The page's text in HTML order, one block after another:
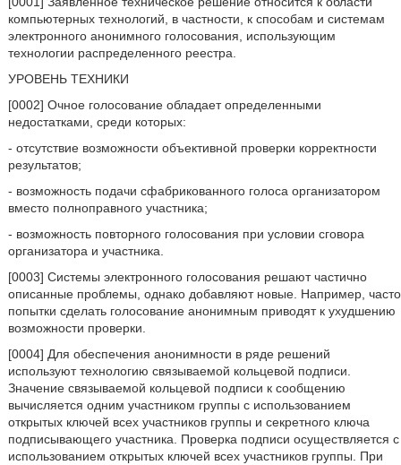
компьютерных технологий, в частности, к способам и системам
электронного анонимного голосования, использующим
технологии распределенного реестра.
УРОВЕНЬ ТЕХНИКИ
[0002] Очное голосование обладает определенными
недостатками, среди которых:
- отсутствие возможности объективной проверки корректности
результатов;
- возможность подачи сфабрикованного голоса организатором
вместо полноправного участника;
- возможность повторного голосования при условии сговора
организатора и участника.
[0003] Системы электронного голосования решают частично
описанные проблемы, однако добавляют новые. Например, часто
попытки сделать голосование анонимным приводят к ухудшению
возможности проверки.
[0004] Для обеспечения анонимности в ряде решений
используют технологию связываемой кольцевой подписи.
Значение связываемой кольцевой подписи к сообщению
вычисляется одним участником группы с использованием
открытых ключей всех участников группы и секретного ключа
подписывающего участника. Проверка подписи осуществляется с
использованием открытых ключей всех участников группы. При